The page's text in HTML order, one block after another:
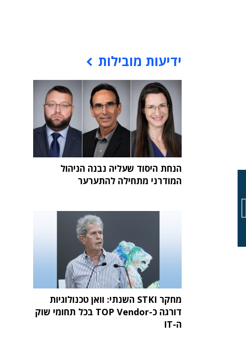
ידיעות מובילות
הנחת היסוד שעליה נבנה הניהול
המודרני מתחילה להתערער
מחקר STKI השנתי: וואן טכנולוגיות
דורגה כ-TOP Vendor בכל תחומי שוק
ה-IT